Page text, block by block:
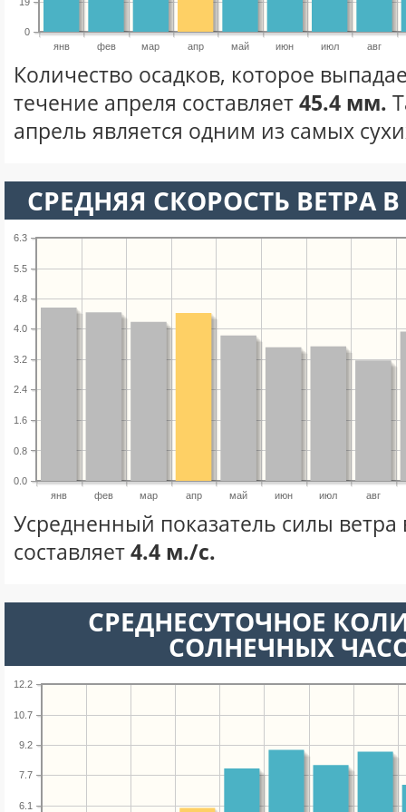
янв фев мар апр май июн июл авг
0
Количество осадков, которое
течение апреля составляет45.4 мм.
апрель является одним из самых
СРЕДНЯЯ СКОРОСТЬ ВЕТРА
янв фев мар апр май июн июл авг
0.0
0.8
1.6
2.4
3.2
4.0
4.8
5.5
6.3
Усредненный показатель силы ветра
составляет4.4 м./с.
СРЕДНЕСУТОЧНОЕ
СОЛНЕЧНЫХ
6.1
7.7
9.2
10.7
12.2